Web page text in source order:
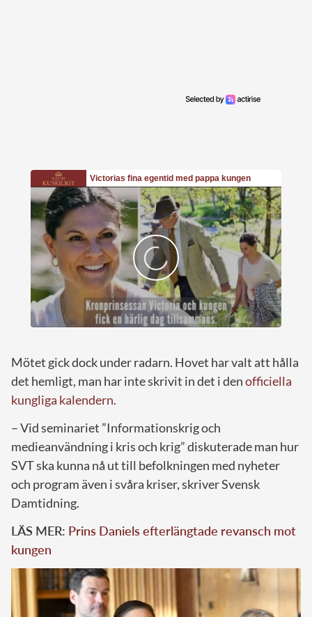
Mötet gick dock under radarn. Hovet har valt att hålla
det hemligt, man har inte skrivit in det i denofficiella
kungliga kalendern.
– Vid seminariet ”Informationskrig och
medieanvändning i kris och krig” diskuterade man hur
SVT ska kunna nå ut till befolkningen med nyheter
och program även i svåra kriser, skriver Svensk
Damtidning.
LÄS MER: Prins Daniels efterlängtade revansch mot
kungen